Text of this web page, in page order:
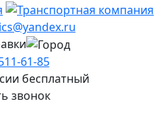
61-85
бесплатный
звонок